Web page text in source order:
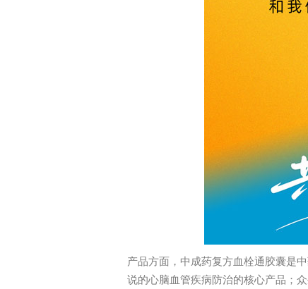
产品方面，中成药复方血栓通胶囊是
说的心脑血管疾病防治的核心产品；